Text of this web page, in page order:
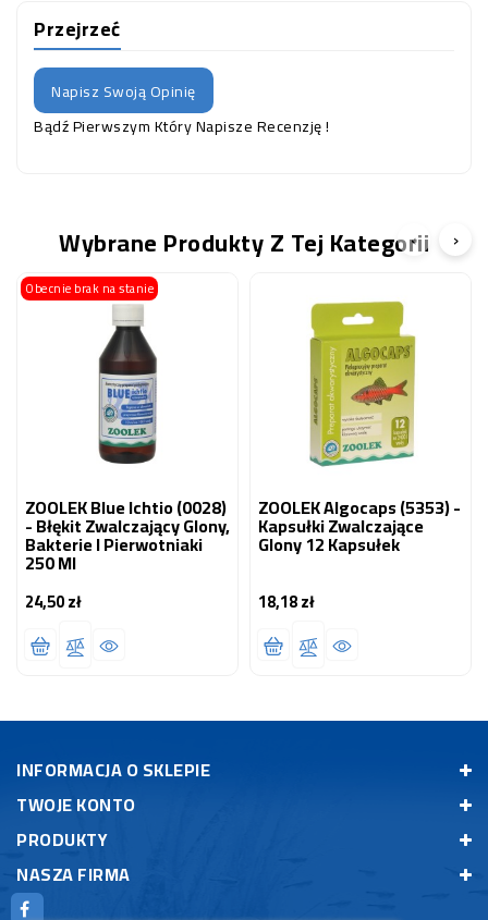
Przejrzeć
Napisz Swoją Opinię
Bądź Pierwszym Który Napisze Recenzję !
Wybrane Produkty Z Tej Kategorii
Obecnie brak na stanie
ZOOLEK Blue Ichtio (0028)
- Błękit Zwalczający Glony,
Bakterie I Pierwotniaki
250 Ml
24,50 złCena
ZOOLEK Algocaps (5353) -
Kapsułki Zwalczające
Glony 12 Kapsułek
18,18 złCena
‹ ›
INFORMACJA O SKLEPIE
TWOJE KONTO
PRODUKTY
NASZA FIRMA